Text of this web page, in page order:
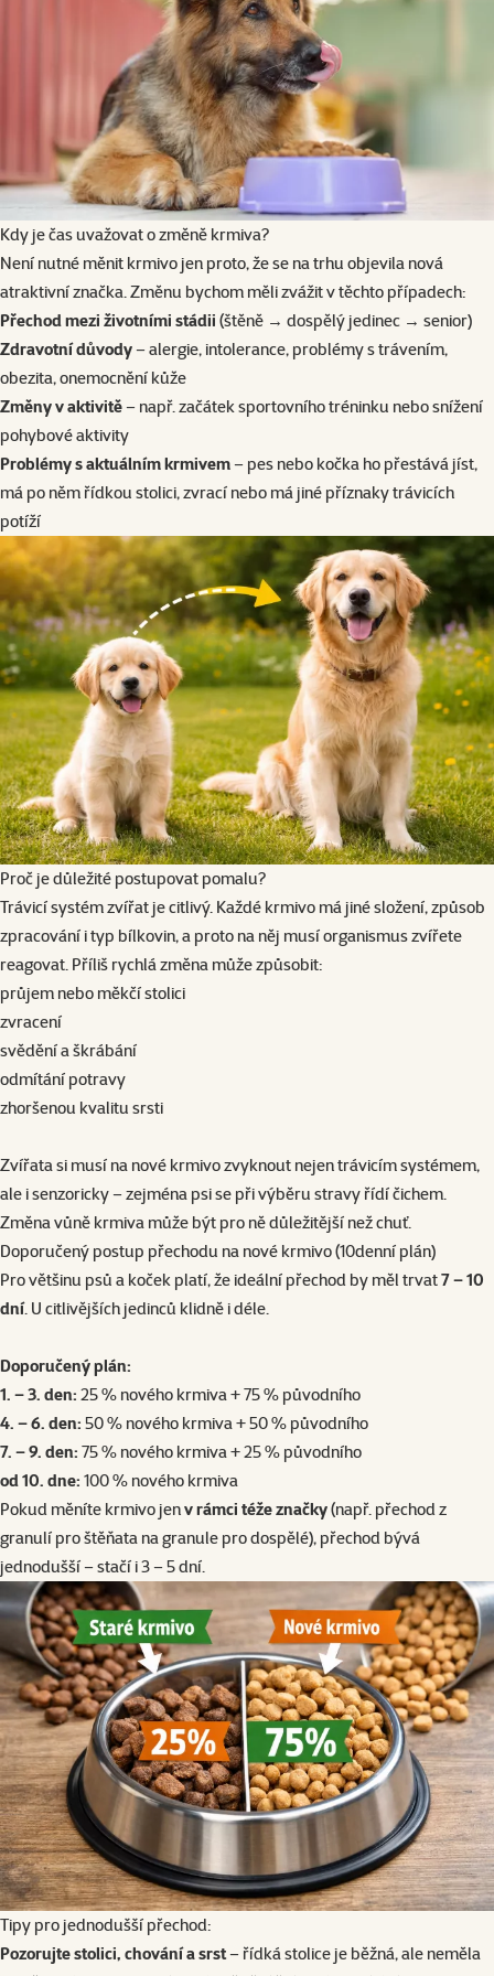
Kdy je čas uvažovat o změně krmiva?
Není nutné měnit krmivo jen proto, že se na trhu objevila nová
atraktivní značka. Změnu bychom měli zvážit v těchto případech:
Přechod mezi životními stádii (štěně → dospělý jedinec → senior)
Zdravotní důvody– alergie, intolerance, problémy s trávením,
obezita, onemocnění kůže
Změny v aktivitě– např. začátek sportovního tréninku nebo snížení
pohybové aktivity
Problémy s aktuálním krmivem– pes nebo kočka ho přestává jíst,
má po něm řídkou stolici, zvrací nebo má jiné příznaky trávicích
potíží
Proč je důležité postupovat pomalu?
Trávicí systém zvířat je citlivý. Každé krmivo má jiné složení, způsob
zpracování i typ bílkovin, a proto na něj musí organismus zvířete
reagovat. Příliš rychlá změna může způsobit:
průjem nebo měkčí stolici
zvracení
svědění a škrábání
odmítání potravy
zhoršenou kvalitu srsti
Zvířata si musí na nové krmivo zvyknout nejen trávicím systémem,
ale i senzoricky – zejména psi se při výběru stravy řídí čichem.
Změna vůně krmiva může být pro ně důležitější než chuť.
Doporučený postup přechodu na nové krmivo (10denní plán)
Pro většinu psů a koček platí, že ideální přechod by měl trvat7 – 10
dní. U citlivějších jedinců klidně i déle.
Doporučený plán:
1. – 3. den: 25 % nového krmiva + 75 % původního
4. – 6. den: 50 % nového krmiva + 50 % původního
7. – 9. den: 75 % nového krmiva + 25 % původního
od 10. dne: 100 % nového krmiva
Pokud měníte krmivo jenv rámci téže značky(např. přechod z
granulí pro štěňata na granule pro dospělé), přechod bývá
jednodušší – stačí i 3 – 5 dní.
Tipy pro jednodušší přechod:
Pozorujte stolici, chování a srst– řídká stolice je běžná, ale neměla